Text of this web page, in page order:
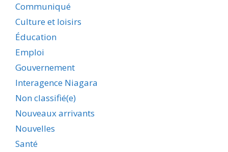
Communiqué
Culture et loisirs
Éducation
Emploi
Gouvernement
Interagence Niagara
Non classifié(e)
Nouveaux arrivants
Nouvelles
Santé